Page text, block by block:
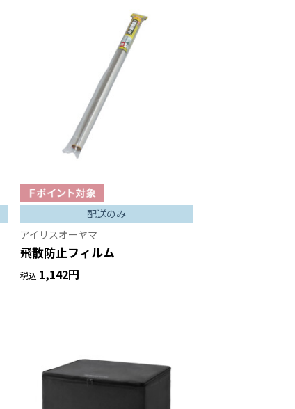
配送のみ
アイリスオーヤマ
飛散防止フィルム
税込 1,142円